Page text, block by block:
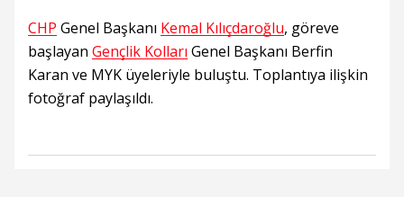
CHP Genel Başkanı Kemal Kılıçdaroğlu, göreve
başlayan Gençlik Kolları Genel Başkanı Berfin
Karan ve MYK üyeleriyle buluştu. Toplantıya ilişkin
fotoğraf paylaşıldı.